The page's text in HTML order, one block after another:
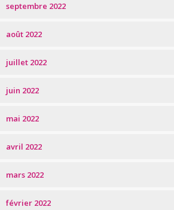
septembre 2022
août 2022
juillet 2022
juin 2022
mai 2022
avril 2022
mars 2022
février 2022